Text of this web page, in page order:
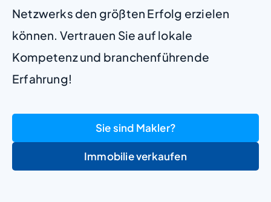
Netzwerks den größten Erfolg erzielen
können. Vertrauen Sie auf lokale
Kompetenz und branchenführende
Erfahrung!
Sie sind Makler?
Immobilie verkaufen